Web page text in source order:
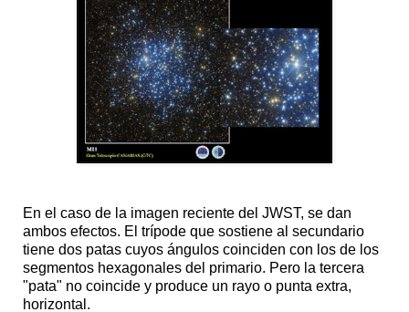
En el caso de la imagen reciente del JWST, se dan
ambos efectos. El trípode que sostiene al secundario
tiene dos patas cuyos ángulos coinciden con los de los
segmentos hexagonales del primario. Pero la tercera
"pata" no coincide y produce un rayo o punta extra,
horizontal.